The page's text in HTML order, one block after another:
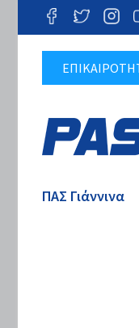
πρόγραμμα του ΠΑΣ
ΠΑΣ Γιάννινα